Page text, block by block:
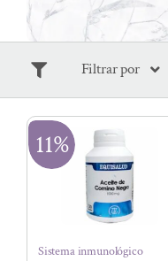
Filtrar por
11%
Sistema inmunológico